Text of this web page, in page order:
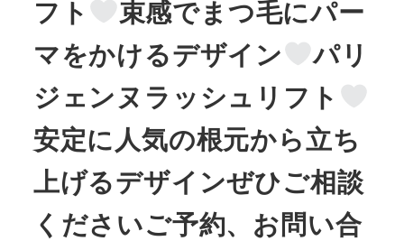
フト
束感でまつ毛にパー
マをかけるデザイン
パリ
ジェンヌラッシュリフト
安定に人気の根元から立ち
上げるデザインぜひご相談
くださいご予約、お問い合